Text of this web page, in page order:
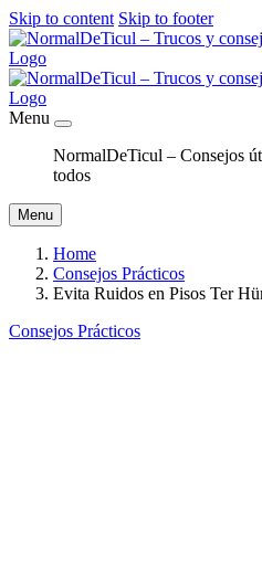
Skip to content Skip to footer
Menu
NormalDeTicul – Consejos
todos
Menu
Home
Consejos Prácticos
Evita Ruidos en Pisos Ter
Consejos Prácticos